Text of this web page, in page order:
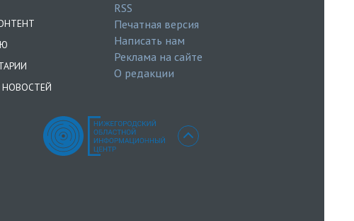
НОВОСТЕЙ
RSS
Печатная версия
Написать нам
Реклама на сайте
О редакции